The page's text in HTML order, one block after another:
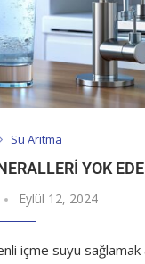
Su Arıtma
YOK
Eylül 12, 2024
içme suyu sağlamak